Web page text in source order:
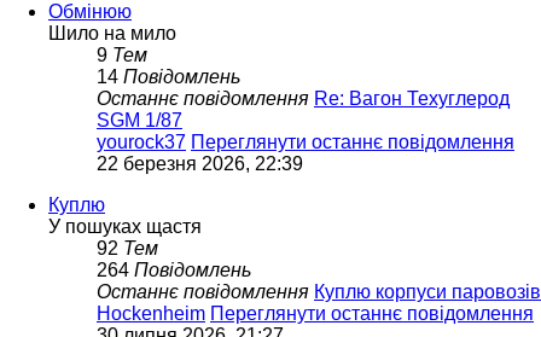
Обмінюю
Шило на мило
9 Тем
14 Повідомлень
Останнє повідомлення Re: Вагон Техуглерод
SGM 1/87
yourock37 Переглянути останнє повідомлення
22 березня 2026, 22:39
Куплю
У пошуках щастя
92 Тем
264 Повідомлень
Останнє повідомлення Куплю корпуси паровозів
Hockenheim Переглянути останнє повідомлення